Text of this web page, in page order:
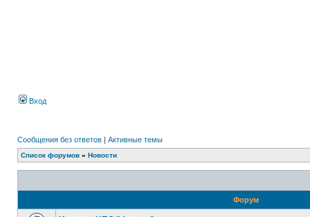
Вход
Сообщения без ответов | Активные темы
Список форумов » Новости
Форум